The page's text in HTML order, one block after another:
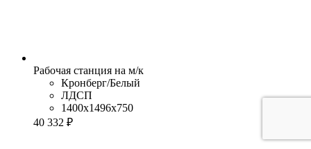
Рабочая станция на м/к
Кронберг/Белый
ЛДСП
1400x1496x750
40 332 ₽